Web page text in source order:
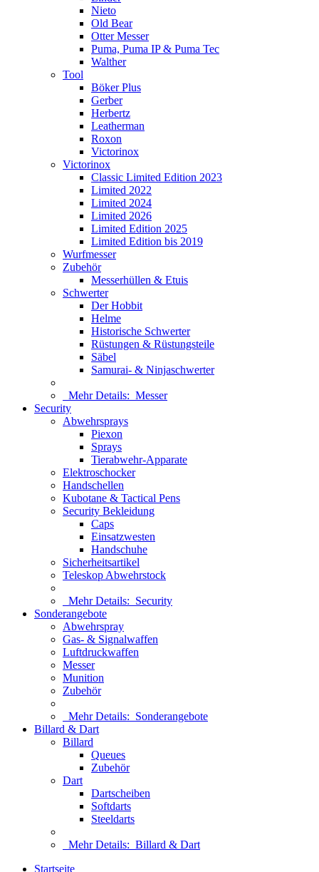
Nieto
Old Bear
Otter Messer
Puma, Puma IP & Puma Tec
Walther
Tool
Böker Plus
Gerber
Herbertz
Leatherman
Roxon
Victorinox
Victorinox
Classic Limited Edition 2023
Limited 2022
Limited 2024
Limited 2026
Limited Edition 2025
Limited Edition bis 2019
Wurfmesser
Zubehör
Messerhüllen & Etuis
Schwerter
Der Hobbit
Helme
Historische Schwerter
Rüstungen & Rüstungsteile
Säbel
Samurai- & Ninjaschwerter
Mehr Details: Messer
Security
Abwehrsprays
Piexon
Sprays
Tierabwehr-Apparate
Elektroschocker
Handschellen
Kubotane & Tactical Pens
Security Bekleidung
Caps
Einsatzwesten
Handschuhe
Sicherheitsartikel
Teleskop Abwehrstock
Mehr Details: Security
Sonderangebote
Abwehrspray
Gas- & Signalwaffen
Luftdruckwaffen
Messer
Munition
Zubehör
Mehr Details: Sonderangebote
Billard & Dart
Billard
Queues
Zubehör
Dart
Dartscheiben
Softdarts
Steeldarts
Mehr Details: Billard & Dart
Startseite